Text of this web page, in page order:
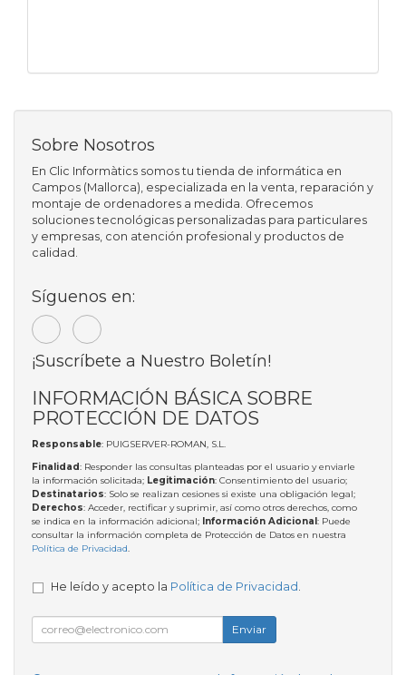
Sobre Nosotros
En Clic Informàtics somos tu tienda de informática en
Campos (Mallorca), especializada en la venta, reparación y
montaje de ordenadores a medida. Ofrecemos
soluciones tecnológicas personalizadas para particulares
y empresas, con atención profesional y productos de
calidad.
Síguenos en:
¡Suscríbete a Nuestro Boletín!
INFORMACIÓN BÁSICA SOBRE
PROTECCIÓN DE DATOS
Responsable: PUIGSERVER-ROMAN, S.L.
Finalidad: Responder las consultas planteadas por el usuario y enviarle
la información solicitada; Legitimación: Consentimiento del usuario;
Destinatarios: Solo se realizan cesiones si existe una obligación legal;
Derechos: Acceder, rectificar y suprimir, así como otros derechos, como
se indica en la información adicional; Información Adicional: Puede
consultar la información completa de Protección de Datos en nuestra
Política de Privacidad.
He leído y acepto la Política de Privacidad
Enviar